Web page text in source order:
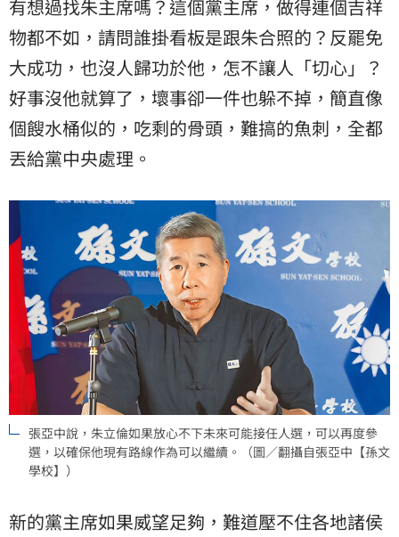
有想過找朱主席嗎？這個黨主席，做得連個吉祥
物都不如，請問誰掛看板是跟朱合照的？反罷免
大成功，也沒人歸功於他，怎不讓人「切心」？
好事沒他就算了，壞事卻一件也躲不掉，簡直像
個餿水桶似的，吃剩的骨頭，難搞的魚刺，全都
丟給黨中央處理。
張亞中說，朱立倫如果放心不下未來可能接任人選，可以再度參
選，以確保他現有路線作為可以繼續。（圖／翻攝自張亞中【孫文
學校】）
新的黨主席如果威望足夠，難道壓不住各地諸侯